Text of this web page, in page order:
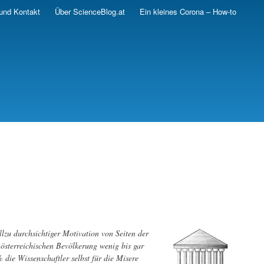
Kontakt Über ScienceBlog.at Ein kleines Corona – How-to
durchsichtiger Motivation von Seiten der
Bevölkerung wenig bis gar
Wissenschaftler selbst für die Misere